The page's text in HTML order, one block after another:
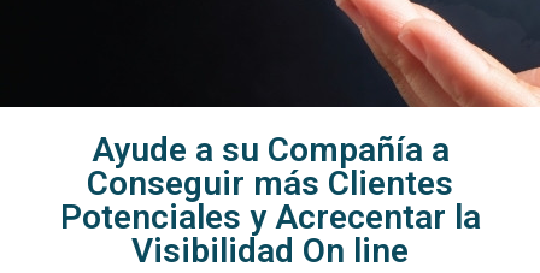
Ayude a su Compañía a
Conseguir más Clientes
Potenciales y Acrecentar la
Visibilidad On line